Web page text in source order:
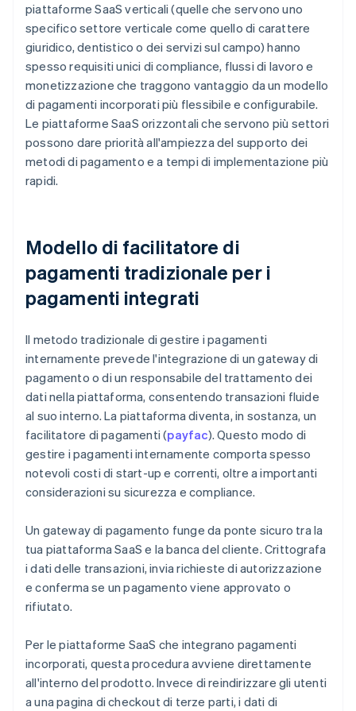
piattaforme SaaS verticali (quelle che servono uno
specifico settore verticale come quello di carattere
giuridico, dentistico o dei servizi sul campo) hanno
spesso requisiti unici di compliance, flussi di lavoro e
monetizzazione che traggono vantaggio da un modello
di pagamenti incorporati più flessibile e configurabile.
Le piattaforme SaaS orizzontali che servono più settori
possono dare priorità all'ampiezza del supporto dei
metodi di pagamento e a tempi di implementazione più
rapidi.
Modello di facilitatore di
pagamenti tradizionale per i
pagamenti integrati
Il metodo tradizionale di gestire i pagamenti
internamente prevede l'integrazione di un gateway di
pagamento o di un responsabile del trattamento dei
dati nella piattaforma, consentendo transazioni fluide
al suo interno. La piattaforma diventa, in sostanza, un
facilitatore di pagamenti (payfac). Questo modo di
gestire i pagamenti internamente comporta spesso
notevoli costi di start-up e correnti, oltre a importanti
considerazioni su sicurezza e compliance.
Un gateway di pagamento funge da ponte sicuro tra la
tua piattaforma SaaS e la banca del cliente. Crittografa
i dati delle transazioni, invia richieste di autorizzazione
e conferma se un pagamento viene approvato o
rifiutato.
Per le piattaforme SaaS che integrano pagamenti
incorporati, questa procedura avviene direttamente
all'interno del prodotto. Invece di reindirizzare gli utenti
a una pagina di checkout di terze parti, i dati di